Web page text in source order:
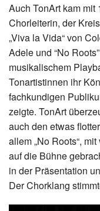
Auch TonArt kam
Chorleiterin, der
„Viva la Vida“ von
Adele und “No
musikalischem
Tonartistinnen ihr
fachkundigen
zeigte. TonArt
auch den etwas
allem „No Roots“,
auf die Bühne
in der Präsentation
Der Chorklang